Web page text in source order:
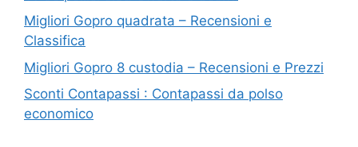
Migliori Gopro quadrata – Recensioni e
Classifica
Migliori Gopro 8 custodia – Recensioni e Prezzi
Sconti Contapassi : Contapassi da polso
economico